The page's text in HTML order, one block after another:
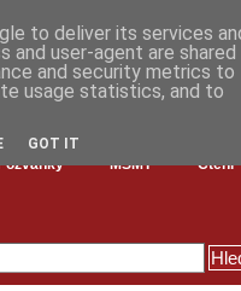
MŠMT Čtení
to deliver its services
and user-agent are shared
and security metrics to
usage statistics, and to
GOT IT